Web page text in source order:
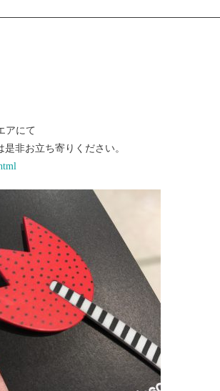
アにて
非お立ち寄りください。